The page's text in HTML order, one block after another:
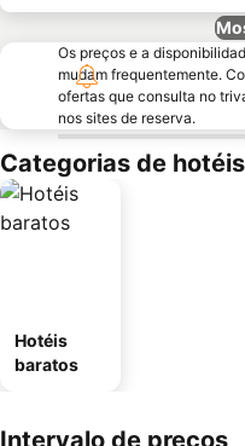
Os preços e a
mudam frequentemente.
ofertas que consulta no
nos sites de reserva.
Categorias de
Hotéis
baratos
Intervalo de preços